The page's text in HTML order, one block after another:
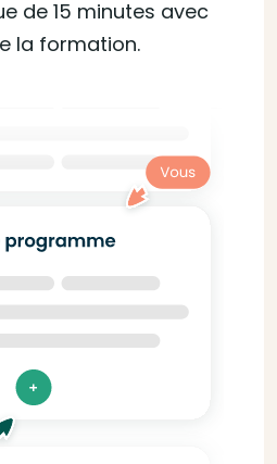
de 15 minutes avec
la formation.